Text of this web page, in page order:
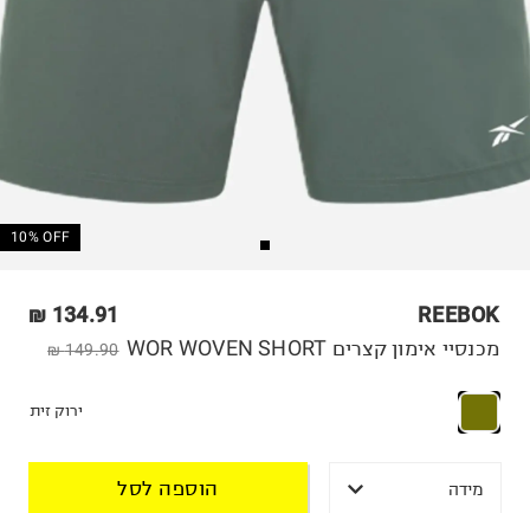
10% OFF
REEBOK
134.91 ₪
149.90 ₪ מכנסיי אימון קצרים WOR WOVEN SHORT
ירוק זית
מידה הוספה לסל